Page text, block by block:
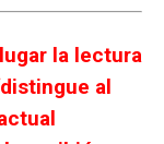
la lectura
al